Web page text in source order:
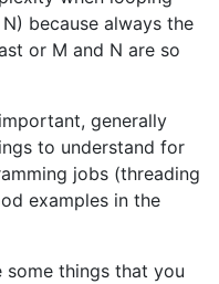
because always the
or M and N are so
generally
to understand for
jobs (threading
examples in the
some things that you